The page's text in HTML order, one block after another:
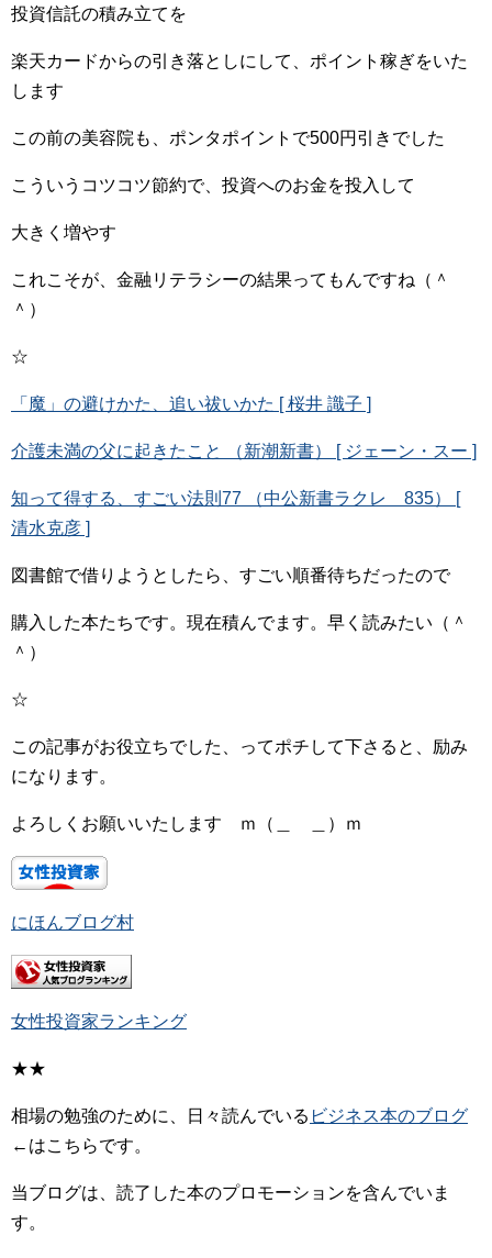
投資信託の積み立てを
楽天カードからの引き落としにして、ポイント稼ぎをいた
します
この前の美容院も、ポンタポイントで500円引きでした
こういうコツコツ節約で、投資へのお金を投入して
大きく増やす
これこそが、金融リテラシーの結果ってもんですね（＾
＾）
☆
「魔」の避けかた、追い祓いかた [ 桜井 識子 ]
介護未満の父に起きたこと （新潮新書） [ ジェーン・スー ]
知って得する、すごい法則77 （中公新書ラクレ 835） [
清水克彦 ]
図書館で借りようとしたら、すごい順番待ちだったので
購入した本たちです。現在積んでます。早く読みたい（＾
＾）
☆
この記事がお役立ちでした、ってポチして下さると、励み
になります。
よろしくお願いいたします ｍ（＿ ＿）ｍ
にほんブログ村
女性投資家ランキング
★★
相場の勉強のために、日々読んでいる ビジネス本のブログ
←はこちらです。
当ブログは、読了した本のプロモーションを含んでいま
す。